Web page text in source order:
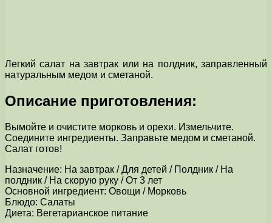
Легкий салат на завтрак или на полдник, заправленный
натуральным медом и сметаной.
Описание приготовления:
Вымойте и очистите морковь и орехи. Измельчите.
Соедините ингредиенты. Заправьте медом и сметаной.
Салат готов!
Назначение: На завтрак / Для детей / Полдник / На
полдник / На скорую руку / От 3 лет
Основной ингредиент: Овощи / Морковь
Блюдо: Салаты
Диета: Вегетарианское питание